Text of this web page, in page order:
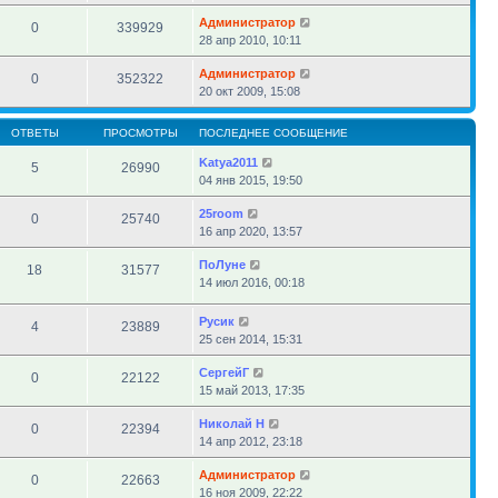
0 339929
Администратор
28 апр 2010, 10:11
0 352322
Администратор
20 окт 2009, 15:08
ОТВЕТЫ ПРОСМОТРЫ ПОСЛЕДНЕЕ СООБЩЕНИЕ
5 26990
Katya2011
04 янв 2015, 19:50
0 25740
25room
16 апр 2020, 13:57
18 31577
ПоЛуне
14 июл 2016, 00:18
4 23889
Русик
25 сен 2014, 15:31
0 22122
СергейГ
15 май 2013, 17:35
0 22394
Николай Н
14 апр 2012, 23:18
0 22663
Администратор
16 ноя 2009, 22:22